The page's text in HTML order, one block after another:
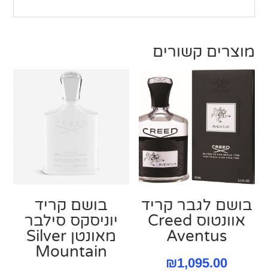
מוצרים קשורים
בושם לגבר קריד
אוונטוס Creed
Aventus
₪1,095.00
בושם קריד
יוניסקס סילבר
מאונטן Silver
Mountain